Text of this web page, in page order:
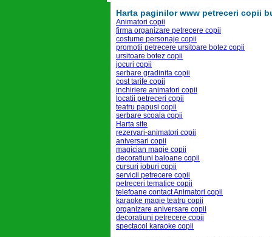
Harta paginilorwww petreceri copii
Animatori copii
firma organizare petrecere copii
costume personaje copii
promotii petrecere ursitoare botez copii
ursitoare botez copii
jocuri copii
serbare gradinita copii
cost tarife copii
inchiriere animatori copii
locatii petreceri copii
teatru papusi copii
serbare scoala copii
Harta site
rezervari-animatori copii
aniversari copii
magician magie copii
decoratiuni baloane copii
cursuri joburi copii
servicii petrecere copii
petreceri tematice copii
telefoane contact Animatori copii
karaoke magie teatru copii
organizare aniversare copii
decoratiuni petrecere copii
spectacol karaoke copii